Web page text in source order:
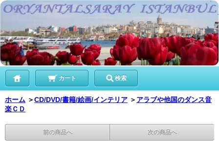
カート 検索
ホーム ＞CD/DVD/書籍/絵画/インテリア ＞ アラブや他国のダンス音
楽ＣＤ
前の商品へ 次の商品へ